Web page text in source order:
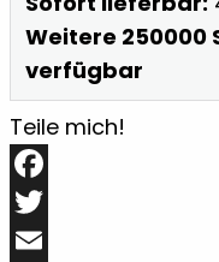
Weitere 250000
verfügbar
Teile mich!
Facebook
Twitter